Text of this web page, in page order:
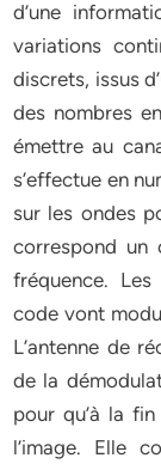
d’une
variations
discrets, issus
des nombres
émettre au
s’effectue en
sur les ondes
correspond un
fréquence.
code vont
L’antenne de
de la
pour qu’à la
l’image. Elle